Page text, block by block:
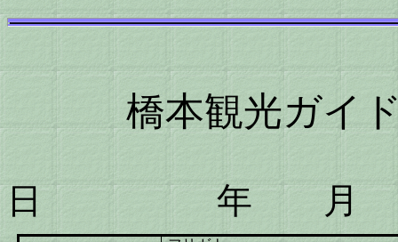
橋本観光ガイ
日 年 月